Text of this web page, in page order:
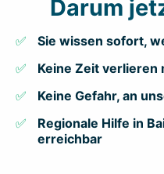
Darum
Sie wissen sofort,
Keine Zeit verlieren
Keine Gefahr, an
Regionale Hilfe in
erreichbar